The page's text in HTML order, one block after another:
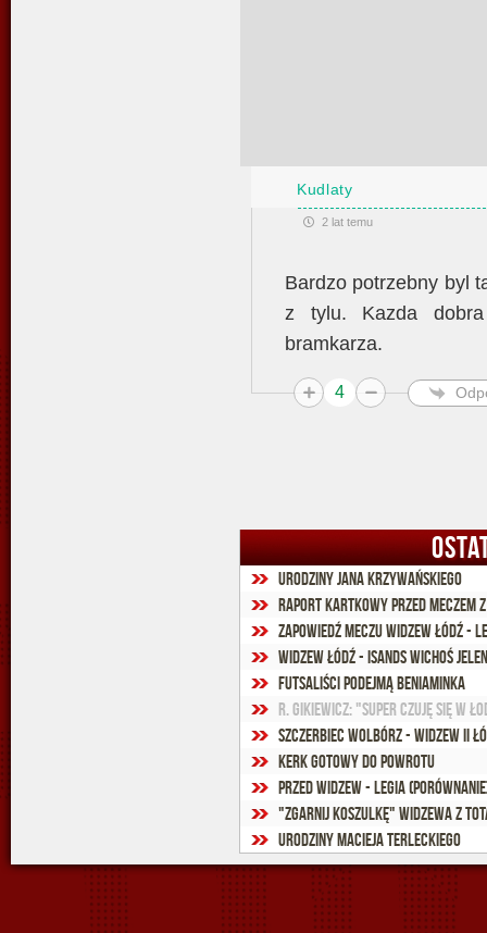
Kudlaty
2 lat temu
Bardzo potrzebny byl
z tylu. Kazda
bramkarza.
4
Urodziny Jana Krzywańskiego
Raport kartkowy przed meczem z
Zapowiedź meczu Widzew Łódź -
Widzew Łódź - Isands Wichoś
Futsaliści podejmą beniaminka
R. Gikiewicz: "Super czuję się w
Szczerbiec Wolbórz - Widzew II
Kerk gotowy do powrotu
Przed Widzew - Legia
"Zgarnij koszulkę" Widzewa z
Urodziny Macieja Terleckiego